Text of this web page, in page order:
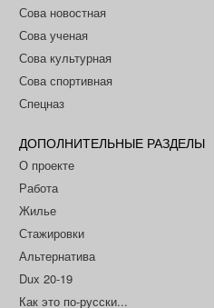
Сова новостная
Сова ученая
Сова культурная
Сова спортивная
Спецназ
ДОПОЛНИТЕЛЬНЫЕ РАЗДЕЛЫ
О проекте
Работа
Жилье
Стажировки
Альтернатива
Dux 20-19
Как это по-русски...